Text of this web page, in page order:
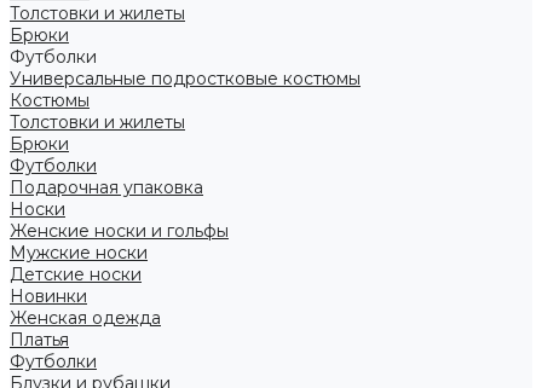
Толстовки и жилеты
Брюки
Футболки
Универсальные подростковые костюмы
Костюмы
Толстовки и жилеты
Брюки
Футболки
Подарочная упаковка
Носки
Женские носки и гольфы
Мужские носки
Детские носки
Новинки
Женская одежда
Платья
Футболки
Блузки и рубашки